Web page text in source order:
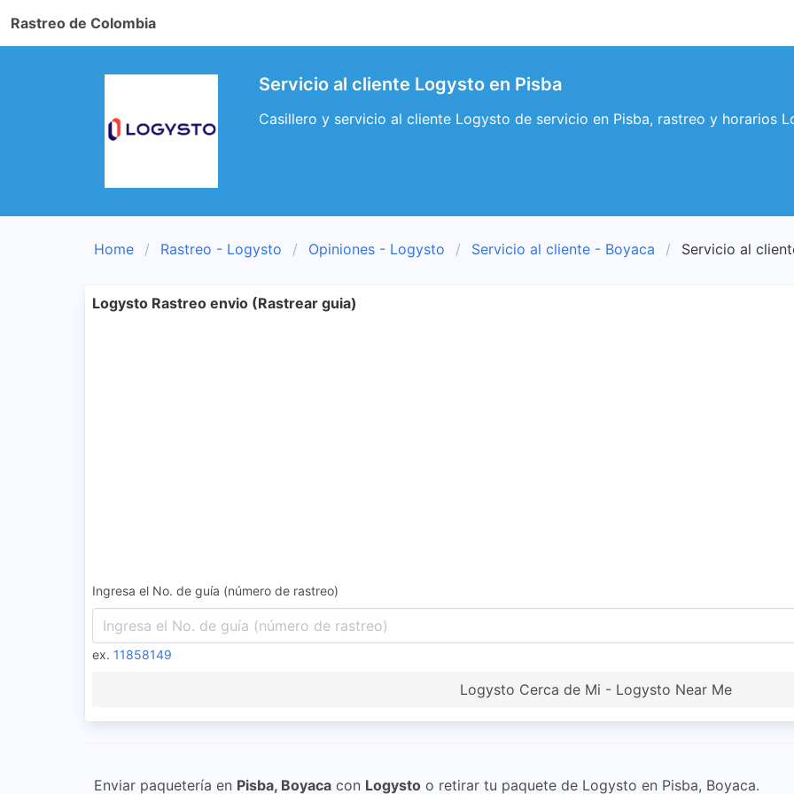
Rastreo de Colombia
Servicio al cliente Logysto en Pisba
Casillero y servicio al cliente Logysto de servicio en Pisba, rastreo y horarios
Home Rastreo - Logysto Opiniones - Logysto Servicio al cliente - Boyaca Servicio al
Logysto Rastreo envio (Rastrear guia)
Ingresa el No. de guía (número de rastreo)
ex. 11858149
Logysto Cerca de Mi - Logysto Near Me
Enviar paquetería en Pisba, Boyaca con Logysto o retirar tu paquete de Logysto en Pisba, Boyaca.